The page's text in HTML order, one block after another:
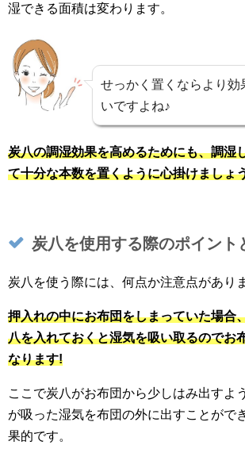
湿できる面積は変わります。
せっかく置くならより効
いですよね♪
炭八の調湿効果を高めるためにも、調湿
て十分な本数を置くように心掛けましょ
炭八を使用する際のポイント
炭八を使う際には、何点か注意点があり
押入れの中にお布団をしまっていた場合
八を入れておくと湿気を吸い取るのでお
なります!
ここで炭八がお布団から少しはみ出すよ
が吸った湿気を布団の外に出すことがで
果的です。